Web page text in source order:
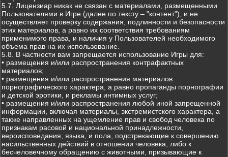
5.7. Лицензиар никак не связан с материалами, размещенными
Пользователями в Игре (далее по тексту – "контент"), и не
осуществляет проверку содержания, подлинности и безопасности
этих материалов, а равно их соответствия требованиям
применимого права, и наличия у Пользователей необходимого
объема прав на их использование.
5.8. В частности вам запрещается использование Игры для:
• размещения и/или распространения контрафактных
материалов;
• размещения и/или распространения материалов
порнографического характера, а равно пропаганды порнографии
и детской эротики, и рекламы интимных услуг;
• размещения и/или распространения любой иной запрещенной
информации, включая материалы, экстремистского характера, а
также направленных на ущемление прав и свобод человека по
признакам расовой и национальной принадлежности,
вероисповедания, языка, и пола, подстрекающие к совершению
насильственных действий в отношении человека, либо к
бесчеловечному обращению с животными, призывающие к